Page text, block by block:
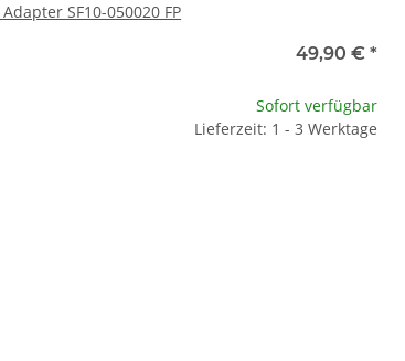
SF10-050020 FP
49,90 € *
Sofort verfügbar
Lieferzeit: 1 - 3 Werktage